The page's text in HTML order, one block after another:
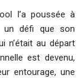
l’a poussée à
un défi que son
n’était au départ
est devenu,
entourage, une